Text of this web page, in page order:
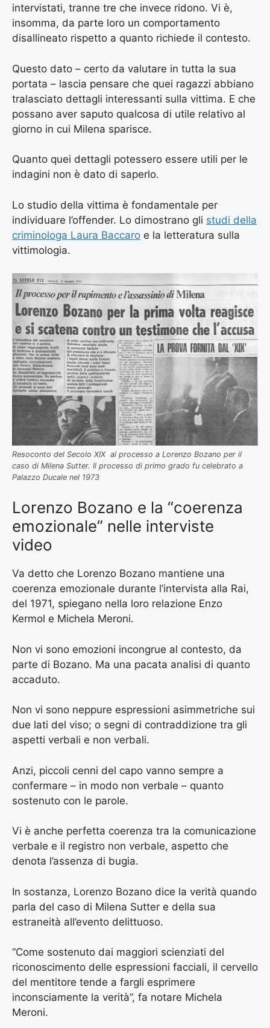
intervistati, tranne tre che invece ridono. Vi è,
insomma, da parte loro un comportamento
disallineato rispetto a quanto richiede il contesto.
Questo dato – certo da valutare in tutta la sua
portata – lascia pensare che quei ragazzi abbiano
tralasciato dettagli interessanti sulla vittima. E che
possano aver saputo qualcosa di utile relativo al
giorno in cui Milena sparisce.
Quanto quei dettagli potessero essere utili per le
indagini non è dato di saperlo.
Lo studio della vittima è fondamentale per
individuare l’offender. Lo dimostrano gli studi della
criminologa Laura Baccaro e la letteratura sulla
vittimologia.
Resoconto del Secolo XIX al processo a Lorenzo Bozano per il
caso di Milena Sutter. Il processo di primo grado fu celebrato a
Palazzo Ducale nel 1973
Lorenzo Bozano e la “coerenza
emozionale” nelle interviste
video
Va detto che Lorenzo Bozano mantiene una
coerenza emozionale durante l’intervista alla Rai,
del 1971, spiegano nella loro relazione Enzo
Kermol e Michela Meroni.
Non vi sono emozioni incongrue al contesto, da
parte di Bozano. Ma una pacata analisi di quanto
accaduto.
Non vi sono neppure espressioni asimmetriche sui
due lati del viso; o segni di contraddizione tra gli
aspetti verbali e non verbali.
Anzi, piccoli cenni del capo vanno sempre a
confermare – in modo non verbale – quanto
sostenuto con le parole.
Vi è anche perfetta coerenza tra la comunicazione
verbale e il registro non verbale, aspetto che
denota l’assenza di bugia.
In sostanza, Lorenzo Bozano dice la verità quando
parla del caso di Milena Sutter e della sua
estraneità all’evento delittuoso.
“Come sostenuto dai maggiori scienziati del
riconoscimento delle espressioni facciali, il cervello
del mentitore tende a fargli esprimere
inconsciamente la verità”, fa notare Michela
Meroni.